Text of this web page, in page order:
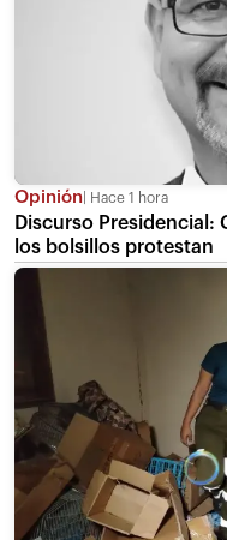
Opinión Hace 1 hora
Discurso Presidencial:
los bolsillos protestan